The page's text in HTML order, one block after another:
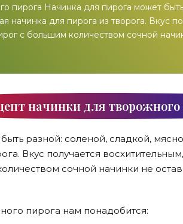
пирога Начинка для пирога может
начинка для пирога из творога. Вкус
с большим количеством сочной
начинки для творожного
разной: соленой, сладкой,
Вкус получается
сочной начинки не
пирога нам понадобится: